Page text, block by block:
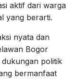
aktif dari warga
yang berarti.
nyata dan
Bogor
politik
bermanfaat